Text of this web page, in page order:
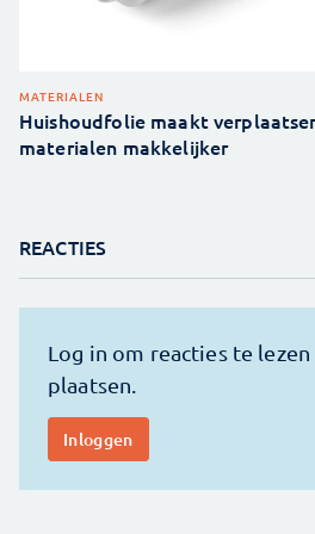
MATERIALEN
Huishoudfolie maakt
materialen makkelijker
REACTIES